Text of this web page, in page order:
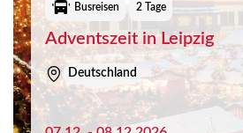
Busreisen 2 Tage
Adventszeit in Leipzig
Deutschland